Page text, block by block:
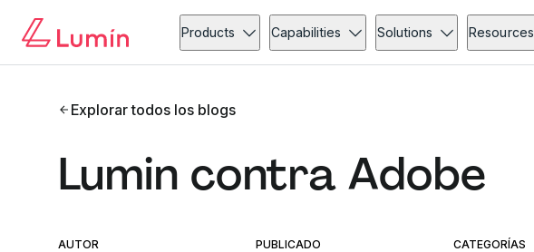
Products Capabilities Solutions Resources
Explorar todos los blogs
Lumin contra Adobe
AUTOR PUBLICADO CATEGORÍAS